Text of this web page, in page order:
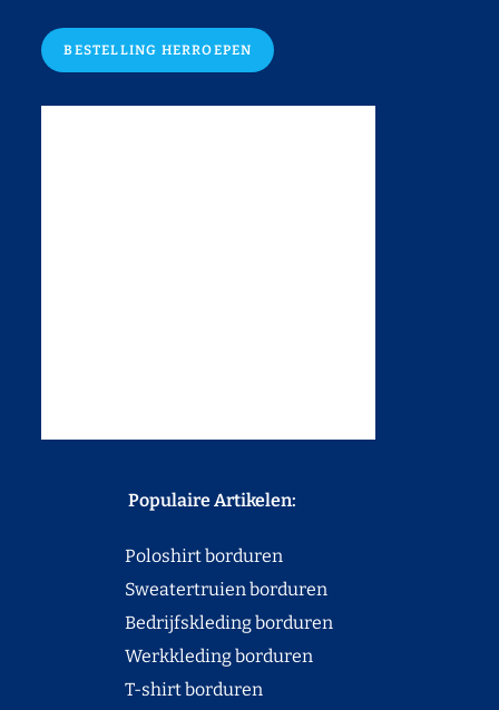
BESTELLING HERROEPEN
Populaire Artikelen:
Poloshirt borduren
Sweatertruien borduren
Bedrijfskleding borduren
Werkkleding borduren
T-shirt borduren